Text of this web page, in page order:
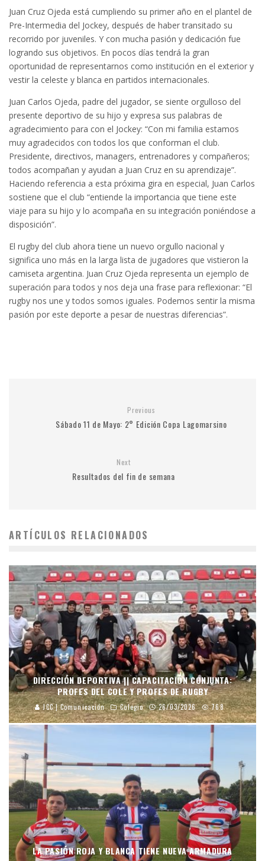
Juan Cruz Ojeda está cumpliendo su primer año en el plantel de
Pre-Intermedia del Jockey, después de haber transitado su
recorrido por juveniles. Y con mucha pasión y dedicación fue
logrando sus objetivos. En pocos días tendrá la gran
oportunidad de representarnos como institución en el exterior y
vestir la celeste y blanca en partidos internacionales.
Juan Carlos Ojeda, padre del jugador, se siente orgulloso del
presente deportivo de su hijo y expresa sus palabras de
agradecimiento para con el Jockey: “Con mi familia estamos
muy agradecidos con todos los que conforman el club.
Presidente, directivos, managers, entrenadores y compañeros;
todos acompañan y ayudan a Juan Cruz en su aprendizaje”.
Haciendo referencia a esta próxima gira en especial, Juan Carlos
sostiene que el club “entiende la importancia que tiene este
viaje para su hijo y lo acompaña en su integración poniéndose a
disposición”.
El rugby del club ahora tiene un nuevo orgullo nacional y
significa uno más en la larga lista de jugadores que vistieron la
camiseta argentina. Juan Cruz Ojeda representa un ejemplo de
superación para todos y nos deja una frase para reflexionar: “El
rugby nos une y todos somos iguales. Podemos sentir la misma
pasión por este deporte a pesar de nuestras diferencias”.
Previous
Sábado 11 de Mayo: 2° Edición Copa Lagomarsino
Next
Resultados del fin de semana
ARTÍCULOS RELACIONADOS
DIRECCIÓN DEPORTIVA || CAPACITACIÓN CONJUNTA:
PROFES DEL COLE Y PROFES DE RUGBY
JCC | Comunicación Colegio 26/03/2026 768
LA PASIÓN ROJA Y BLANCA TIENE NUEVA ARMADURA